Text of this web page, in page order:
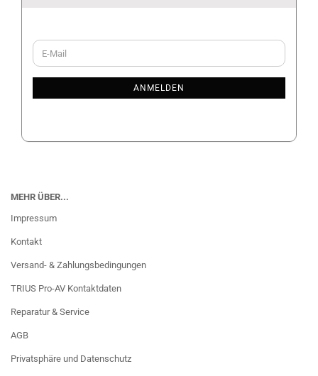
WEITER
ZUR
E-
Mail
ANMELDEN
MEHR ÜBER...
Impressum
Kontakt
Versand- & Zahlungsbedingungen
TRIUS Pro-AV Kontaktdaten
Reparatur & Service
AGB
Privatsphäre und Datenschutz